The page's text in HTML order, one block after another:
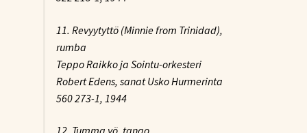
11. Revyytyttö (Minnie from Trinidad),
rumba
Teppo Raikko ja Sointu-orkesteri
Robert Edens, sanat Usko Hurmerinta
560 273-1, 1944